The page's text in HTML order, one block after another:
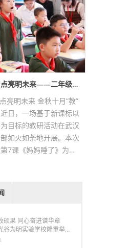
点亮明未来——二年级…
亮明未来 金秋十月“教”
日，一场基于新课标以
目标的教研活动在武汉
如火如荼地开展。本次
7课《妈妈睡了》为…
硕果 同心奋进谱华章
为明实验学校隆重举…